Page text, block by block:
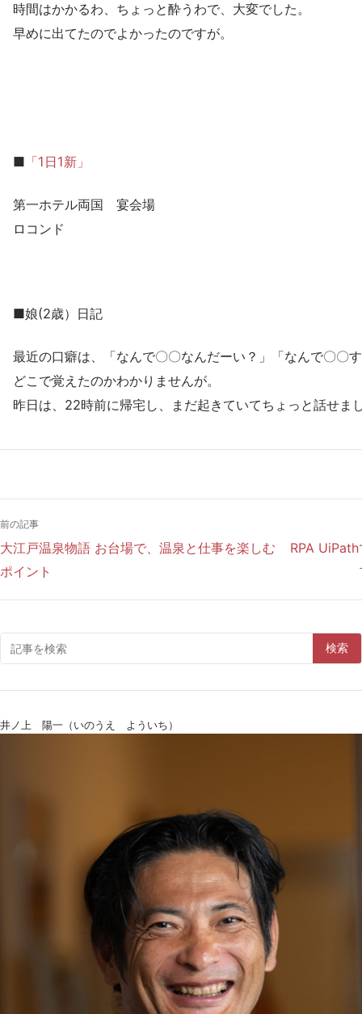
時間はかかるわ、ちょっと酔うわで、大変でした。
早めに出てたのでよかったのですが。
■ 「1日1新」
第一ホテル両国 宴会場
ロコンド
■娘(2歳）日記
最近の口癖は、「なんで〇〇なんだーい？」「なんで〇〇
どこで覚えたのかわかりませんが。
昨日は、22時前に帰宅し、まだ起きていてちょっと話せま
前の記事
大江戸温泉物語 お台場で、温泉と仕事を楽しむ
ポイント
RPA
検索
井ノ上 陽一（いのうえ よういち）